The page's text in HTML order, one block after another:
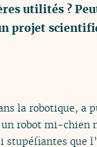
utilités ?
projet
la robotique, a
robot mi-chien
que